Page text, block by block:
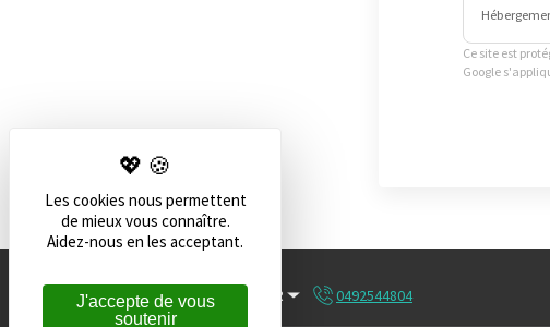
Ce site est
Google
Français EUR 0492544804
Les cookies nous permettent
de mieux vous connaître.
Aidez-nous en les acceptant.
J'accepte de vous
soutenir